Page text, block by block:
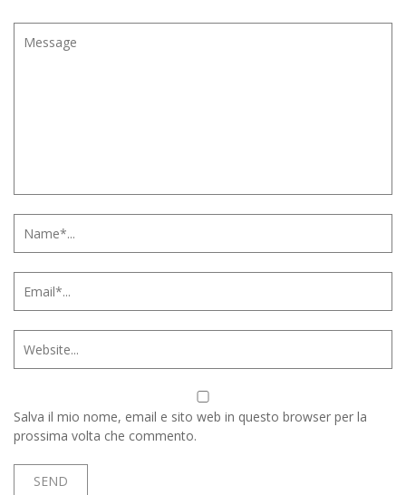
Salva il mio nome, email e sito web in questo browser per la
prossima volta che commento.